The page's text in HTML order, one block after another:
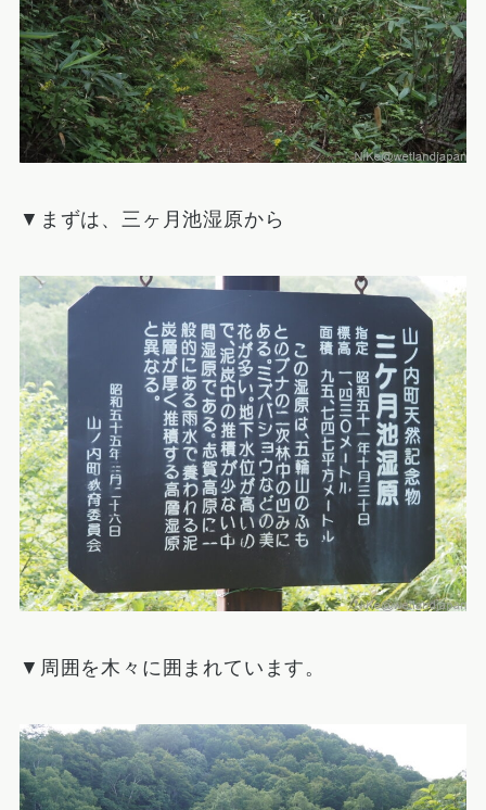
▼まずは、三ヶ月池湿原から
▼周囲を木々に囲まれています。